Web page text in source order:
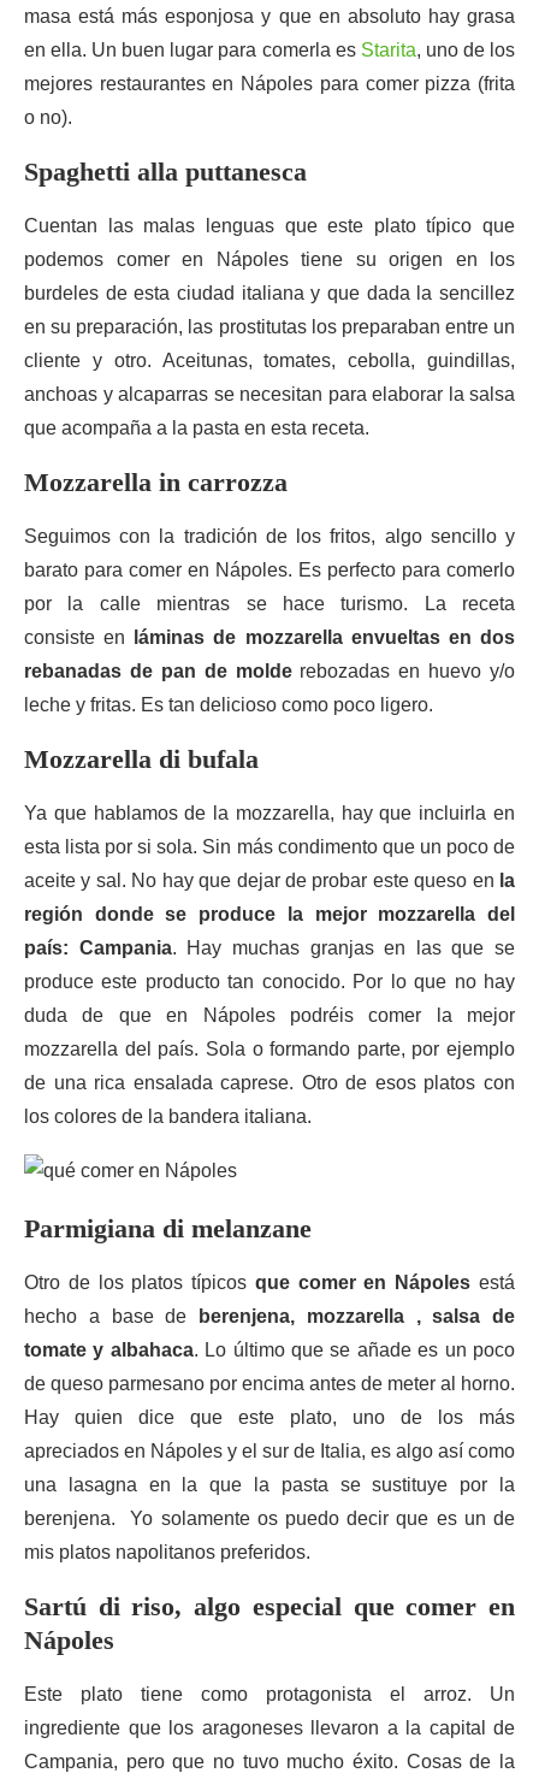
masa está más esponjosa y que en absoluto hay grasa
en ella. Un buen lugar para comerla es Starita, uno de los
mejores restaurantes en Nápoles para comer pizza (frita
o no).
Spaghetti alla puttanesca
Cuentan las malas lenguas que este plato típico que
podemos comer en Nápoles tiene su origen en los
burdeles de esta ciudad italiana y que dada la sencillez
en su preparación, las prostitutas los preparaban entre un
cliente y otro. Aceitunas, tomates, cebolla, guindillas,
anchoas y alcaparras se necesitan para elaborar la salsa
que acompaña a la pasta en esta receta.
Mozzarella in carrozza
Seguimos con la tradición de los fritos, algo sencillo y
barato para comer en Nápoles. Es perfecto para comerlo
por la calle mientras se hace turismo. La receta
consiste en
láminas de mozzarella envueltas en dos
rebanadas de pan de molderebozadas en huevo y/o
leche y fritas. Es tan delicioso como poco ligero.
Mozzarella di bufala
Ya que hablamos de la mozzarella, hay que incluirla en
esta lista por si sola. Sin más condimento que un poco de
aceite y sal. No hay que dejar de probar este queso en la
región donde se produce la mejor mozzarella del
país: Campania. Hay muchas granjas en las que se
produce este producto tan conocido. Por lo que no hay
duda de que en Nápoles podréis comer la mejor
mozzarella del país. Sola o formando parte, por ejemplo
de una rica ensalada caprese. Otro de esos platos con
los colores de la bandera italiana.
Parmigiana di melanzane
Otro de los platos típicos que comer en Nápoles está
hecho a base de
berenjena, mozzarella , salsa de
tomate y albahaca. Lo último que se añade es un poco
de queso parmesano por encima antes de meter al horno.
Hay quien dice que este plato, uno de los más
apreciados en Nápoles y el sur de Italia, es algo así como
una lasagna en la que la pasta se sustituye por la
berenjena. Yo solamente os puedo decir que es un de
mis platos napolitanos preferidos.
Sartú di riso, algo especial que comer en
Nápoles
Este plato tiene como protagonista el arroz. Un
ingrediente que los aragoneses llevaron a la capital de
Campania, pero que no tuvo mucho éxito. Cosas de la